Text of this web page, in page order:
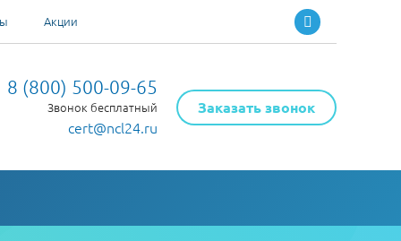
Акции
8 (800) 500-09-65
Звонок бесплатный
cert@ncl24.ru
Заказать звонок